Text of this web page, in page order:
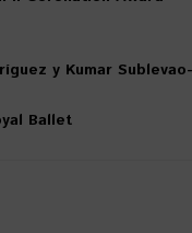
y Kumar
Ballet